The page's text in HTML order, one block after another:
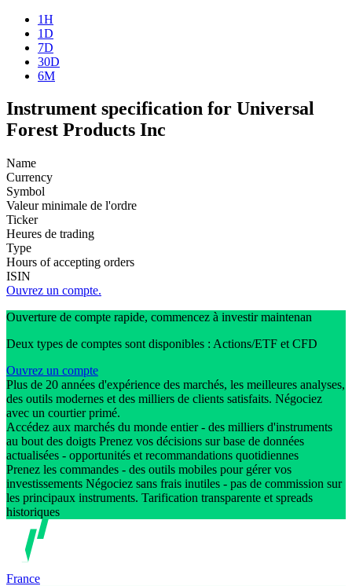
1H
1D
7D
30D
6M
Instrument specification for Universal
Forest Products Inc
Name
Currency
Symbol
Valeur minimale de l'ordre
Ticker
Heures de trading
Type
Hours of accepting orders
ISIN
Ouvrez un compte.
Ouverture de compte rapide, commencez à investir maintenan
Deux types de comptes sont disponibles : Actions/ETF et CFD
Ouvrez un compte
Plus de 20 années d'expérience des marchés, les meilleures analyses,
des outils modernes et des milliers de clients satisfaits. Négociez
avec un courtier primé.
Accédez aux marchés du monde entier - des milliers d'instruments
au bout des doigts Prenez vos décisions sur base de données
actualisées - opportunités et recommandations quotidiennes
Prenez les commandes - des outils mobiles pour gérer vos
investissements Négociez sans frais inutiles - pas de commission sur
les principaux instruments. Tarification transparente et spreads
historiques
France